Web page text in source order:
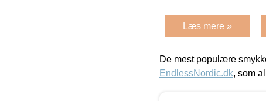
Læs mere »
De mest populære
EndlessNordic.dk, som